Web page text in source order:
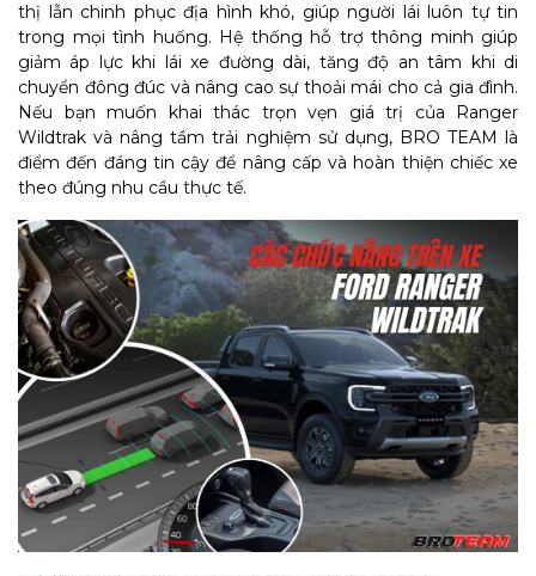
thị lẫn chinh phục địa hình khó, giúp người lái luôn tự tin
trong mọi tình huống. Hệ thống hỗ trợ thông minh giúp
giảm áp lực khi lái xe đường dài, tăng độ an tâm khi di
chuyển đông đúc và nâng cao sự thoải mái cho cả gia đình.
Nếu bạn muốn khai thác trọn vẹn giá trị của Ranger
Wildtrak và nâng tầm trải nghiệm sử dụng, BRO TEAM là
điểm đến đáng tin cậy để nâng cấp và hoàn thiện chiếc xe
theo đúng nhu cầu thực tế.